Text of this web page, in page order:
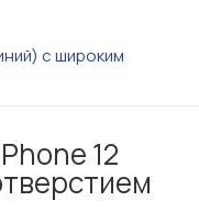
с широким
12